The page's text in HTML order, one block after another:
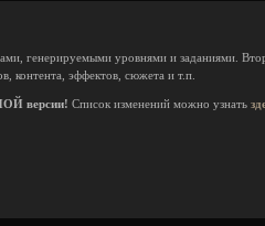
генерируемыми уровнями и заданиями.
контента, эффектов, сюжета и т.п.
версии! Список изменений можно узнать